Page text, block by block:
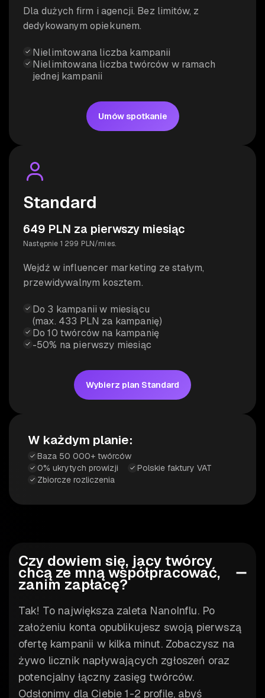
Standard
649 PLN za pierwszy miesiąc
Następnie 1 299 PLN/mies.
Wejdź w influencer marketing ze stałym,
przewidywalnym kosztem.
Do 3 kampanii w miesiącu
(max. 433 PLN za kampanię)
Do 10 twórców na kampanię
-50% na pierwszy miesiąc
Wybierz plan Standard
Dla dużych firm i agencji. Bez limitów, z
dedykowanym opiekunem.
Nielimitowana liczba kampanii
Nielimitowana liczba twórców w ramach
jednej kampanii
Umów spotkanie
W każdym planie:
Baza 50 000+ twórców
0% ukrytych prowizji
Polskie faktury VAT
Zbiorcze rozliczenia
Czy dowiem się, jacy twórcy
chcą ze mną współpracować,
zanim zapłacę?
Tak! To największa zaleta NanoInflu. Po
założeniu konta opublikujesz swoją pierwszą
ofertę kampanii w kilka minut. Zobaczysz na
żywo licznik napływających zgłoszeń oraz
potencjalny łączny zasięg twórców.
Odsłonimy dla Ciebie 1-2 profile, abyś